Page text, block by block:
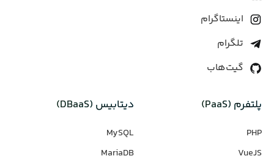
اینستاگرام
تلگرام
گیت‌هاب
پلتفرم (PaaS)
PHP
VueJS
دیتابیس‌ (DBaaS)
MySQL
MariaDB